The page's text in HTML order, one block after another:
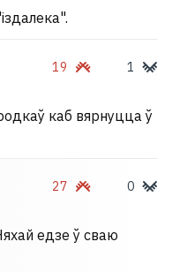
19 1
каб вярнуцца ў
27 0
едзе ў сваю